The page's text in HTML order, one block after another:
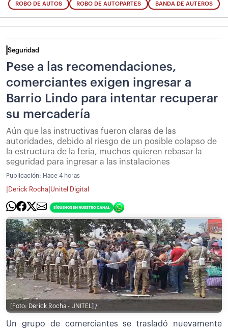
ROBO DE AUTOS ROBO DE AUTOPARTES BANDA DE AUTEROS
Seguridad
Pese a las recomendaciones,
comerciantes exigen ingresar a
Barrio Lindo para intentar recuperar
su mercadería
Aún que las instructivas fueron claras de las
autoridades, debido al riesgo de un posible colapso de
la estructura de la feria, muchos quieren rebasar la
seguridad para ingresar a las instalaciones
Publicación: Hace 4 horas
Derick Rocha Unitel Digital
[Foto: Derick Rocha - UNITEL] /
Un grupo de comerciantes se trasladó nuevamente